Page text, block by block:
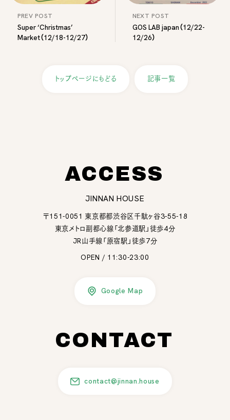
PREV POST
Super ‘Christmas’
Market（12/18-12/27）
NEXT POST
GOS LAB japan（12/22-
12/26）
トップページにもどる 記事一覧
ACCESS
JINNAN HOUSE
〒151-0051 東京都都渋谷区千駄ヶ谷3-55-18
東京メトロ副都心線「北参道駅」徒歩4分
JR山手線「原宿駅」徒歩7分
OPEN / 11:30-23:00
Google Map
CONTACT
contact@jinnan.house